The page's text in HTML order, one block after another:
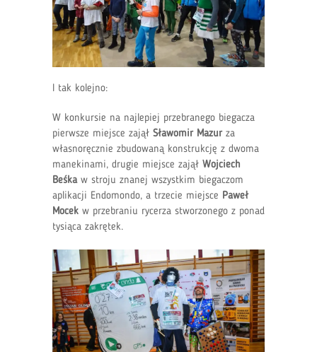
I tak kolejno:
W konkursie na najlepiej przebranego biegacza
pierwsze miejsce zajął Sławomir Mazurza
własnoręcznie zbudowaną konstrukcję z dwoma
manekinami, drugie miejsce zajął Wojciech
Beśkaw stroju znanej wszystkim biegaczom
aplikacji Endomondo, a trzecie miejsce Paweł
Mocek w przebraniu rycerza stworzonego z ponad
tysiąca zakrętek.